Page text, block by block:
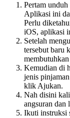
Pertam
Aplikasi ini
Perlu
iOS, aplikasi
Setelah
tersebut baru
Kemudian di
jenis
klik Ajukan.
Nah disini
angsuran
Ikuti instruksi